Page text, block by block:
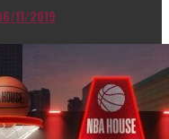
11/2019